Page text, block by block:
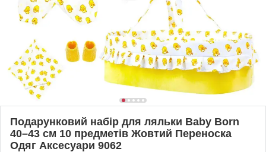
Подарунковий набір для ляльки Baby Born
40–43 см 10 предметів Жовтий Переноска
Одяг Аксесуари 9062